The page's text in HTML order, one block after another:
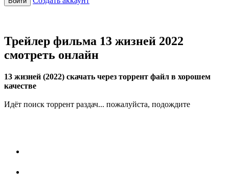
Трейлер фильма 13 жизней 2022
смотреть онлайн
13 жизней (2022) скачать через торрент файл в хорошем
качестве
Идёт поиск торрент раздач... пожалуйста, подождите